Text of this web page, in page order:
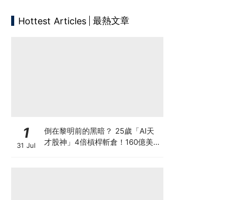
Hottest Articles 最熱文章
1
31 Jul
倒在黎明前的黑暗？ 25歲「AI天
才股神」4倍槓桿斬倉！160億美元